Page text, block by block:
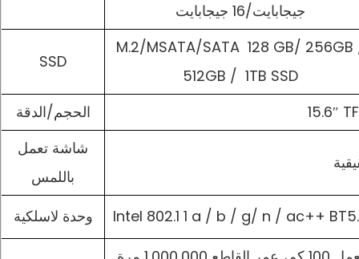
جيجابايت/16 جيجابايت
SSD
M.2/MSATA/SATA 128 GB/
512GB / 1TB SSD
الحجم/الدقة
15.6″
شاشة تعمل
باللمس
وحدة لاسلكية Intel 802.1 1 a / b / g/ n / ac++